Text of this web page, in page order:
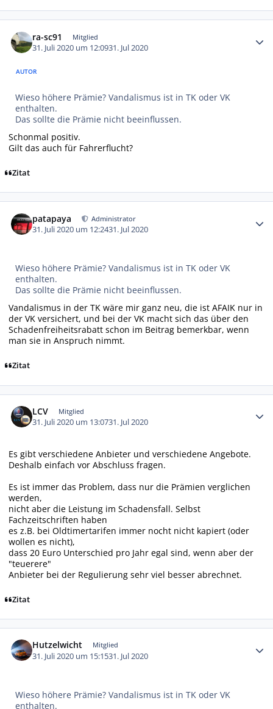
ra-sc91 Mitglied
31. Juli 2020 um 12:0931. Jul 2020
AUTOR
Wieso höhere Prämie? Vandalismus ist in TK oder VK
enthalten.
Das sollte die Prämie nicht beeinflussen.
Schonmal positiv.
Gilt das auch für Fahrerflucht?
Zitat
patapaya Administrator
31. Juli 2020 um 12:2431. Jul 2020
Wieso höhere Prämie? Vandalismus ist in TK oder VK
enthalten.
Das sollte die Prämie nicht beeinflussen.
Vandalismus in der TK wäre mir ganz neu, die ist AFAIK nur in
der VK versichert, und bei der VK macht sich das über den
Schadenfreiheitsrabatt schon im Beitrag bemerkbar, wenn
man sie in Anspruch nimmt.
Zitat
LCV Mitglied
31. Juli 2020 um 13:0731. Jul 2020
Es gibt verschiedene Anbieter und verschiedene Angebote.
Deshalb einfach vor Abschluss fragen.
Es ist immer das Problem, dass nur die Prämien verglichen
werden,
nicht aber die Leistung im Schadensfall. Selbst
Fachzeitschriften haben
es z.B. bei Oldtimertarifen immer nocht nicht kapiert (oder
wollen es nicht),
dass 20 Euro Unterschied pro Jahr egal sind, wenn aber der
"teuerere"
Anbieter bei der Regulierung sehr viel besser abrechnet.
Zitat
Hutzelwicht Mitglied
31. Juli 2020 um 15:1531. Jul 2020
Wieso höhere Prämie? Vandalismus ist in TK oder VK
enthalten.